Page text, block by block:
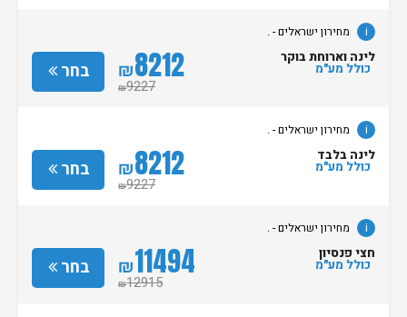
i מחירון ישראלים - .
בחר ₪8212
₪9227
לינה וארוחת בוקר
כולל מע"מ
i מחירון ישראלים - .
בחר ₪8212
₪9227
לינה בלבד
כולל מע"מ
i מחירון ישראלים - .
בחר ₪11494
₪12915
חצי פנסיון
כולל מע"מ